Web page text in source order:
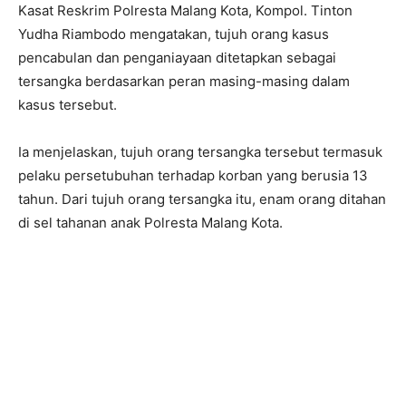
Kasat Reskrim Polresta Malang Kota, Kompol. Tinton
Yudha Riambodo mengatakan, tujuh orang kasus
pencabulan dan penganiayaan ditetapkan sebagai
tersangka berdasarkan peran masing-masing dalam
kasus tersebut.
Ia menjelaskan, tujuh orang tersangka tersebut termasuk
pelaku persetubuhan terhadap korban yang berusia 13
tahun. Dari tujuh orang tersangka itu, enam orang ditahan
di sel tahanan anak Polresta Malang Kota.